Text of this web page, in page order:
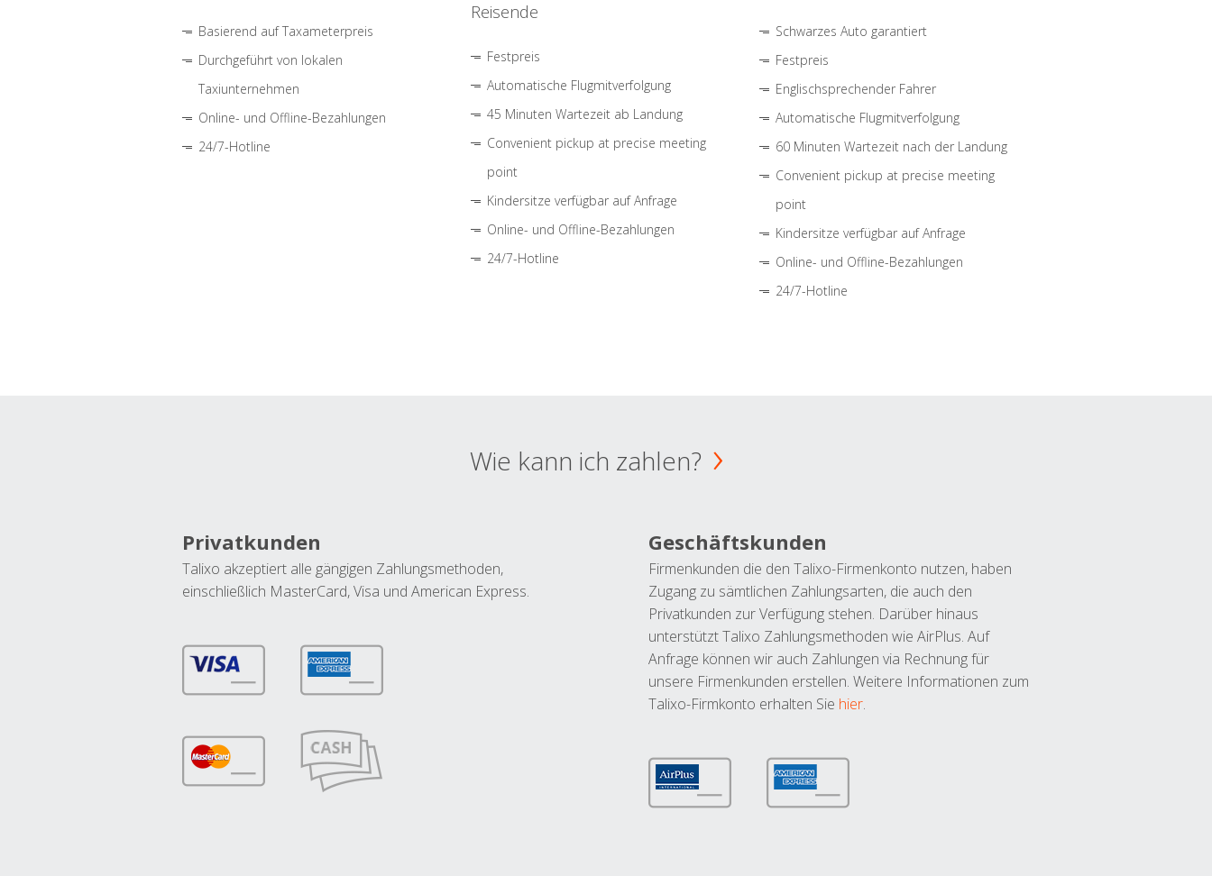
Basierend auf Taxameterpreis
Durchgeführt von lokalen
Taxiunternehmen
Online- und Offline-Bezahlungen
24/7-Hotline
Reisende
Festpreis
Automatische Flugmitverfolgung
45 Minuten Wartezeit ab Landung
Convenient pickup at precise meeting
point
Kindersitze verfügbar auf Anfrage
Online- und Offline-Bezahlungen
24/7-Hotline
Schwarzes Auto garantiert
Festpreis
Englischsprechender Fahrer
Automatische Flugmitverfolgung
60 Minuten Wartezeit nach der Landung
Convenient pickup at precise meeting
point
Kindersitze verfügbar auf Anfrage
Online- und Offline-Bezahlungen
24/7-Hotline
Wie kann ich zahlen?
Privatkunden
Talixo akzeptiert alle gängigen Zahlungsmethoden,
einschließlich MasterCard, Visa und American Express.
Geschäftskunden
Firmenkunden die den Talixo-Firmenkonto nutzen, haben
Zugang zu sämtlichen Zahlungsarten, die auch den
Privatkunden zur Verfügung stehen. Darüber hinaus
unterstützt Talixo Zahlungsmethoden wie AirPlus. Auf
Anfrage können wir auch Zahlungen via Rechnung für
unsere Firmenkunden erstellen. Weitere Informationen zum
Talixo-Firmkonto erhalten Sie hier.